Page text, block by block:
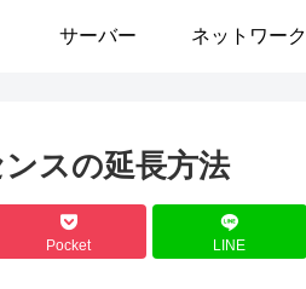
サーバー ネットワーク
スの延長方法
Pocket LINE